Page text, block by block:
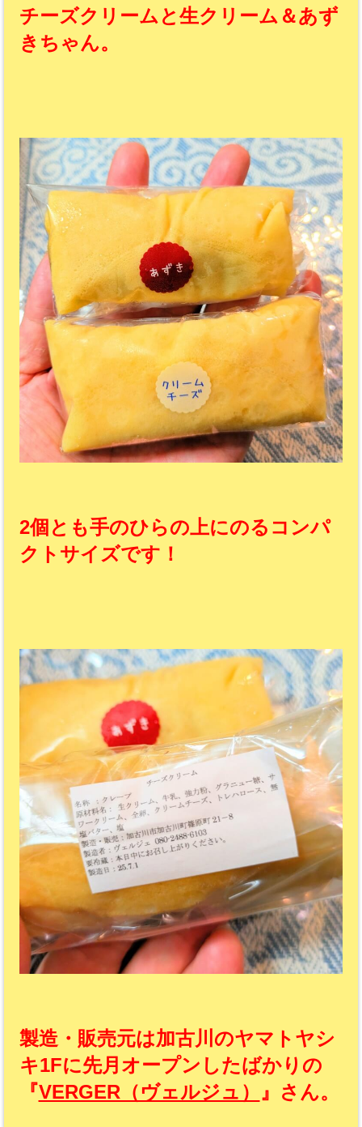
チーズクリームと生クリーム＆あず
きちゃん。
2個とも手のひらの上にのるコンパ
クトサイズです！
製造・販売元は加古川のヤマトヤシ
キ1Fに先月オープンしたばかりの
『VERGER（ヴェルジュ） 』さん。